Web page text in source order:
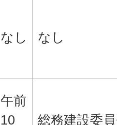
なし なし
午前
10
総務建設委